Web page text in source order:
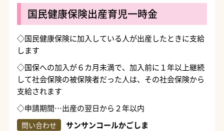
国民健康保険出産育児一時金
◇国民健康保険に加入している人が出産したときに支給
します
◇国保への加入が６カ月未満で、加入前に１年以上継続
して社会保険の被保険者だった人は、その社会保険から
支給されます
◇申請期間…出産の翌日から２年以内
問い合わせ
サンサンコールかごしま